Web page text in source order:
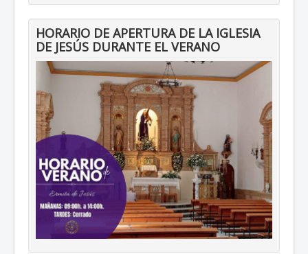
HORARIO DE APERTURA DE LA IGLESIA
DE JESÚS DURANTE EL VERANO